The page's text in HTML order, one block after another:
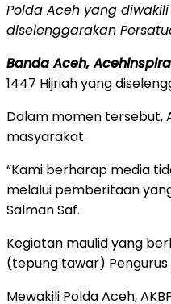
Polda Aceh yang
diselenggarakan
Banda Aceh,
1447 Hijriah yang
Dalam momen tersebut,
masyarakat.
“Kami berharap media
melalui pemberitaan
Salman Saf.
Kegiatan maulid yang
(tepung tawar) Pengurus
Mewakili Polda Aceh,